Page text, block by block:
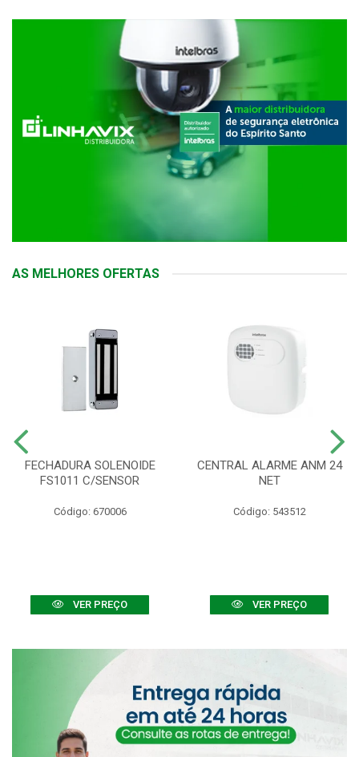
AS MELHORES OFERTAS
FECHADURA SOLENOIDE
FS1011 C/SENSOR
Código: 670006
VER PREÇO
CENTRAL ALARME ANM 24
NET
Código: 543512
VER PREÇO